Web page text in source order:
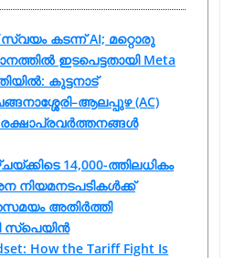
സ്വയം കടന്ന് AI; മറ്റൊരു
ഇടപെട്ടതായി Meta
കുട്ടനാട്
(AC)
രക്ഷാപ്രവർത്തനങ്ങൾ
14,000-ത്തിലധികം
നിയമനടപടികൾക്ക്
അതിർത്തി
സ്പെയിൻ
How the Tariff Fight Is